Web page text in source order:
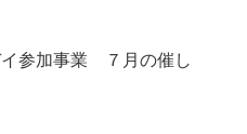
参加事業 ７月の催し